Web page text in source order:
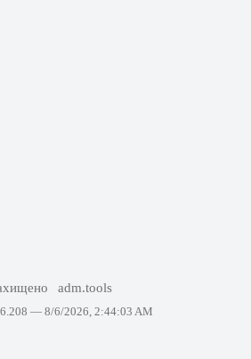
adm.tools
— 8/6/2026, 2:44:03 AM